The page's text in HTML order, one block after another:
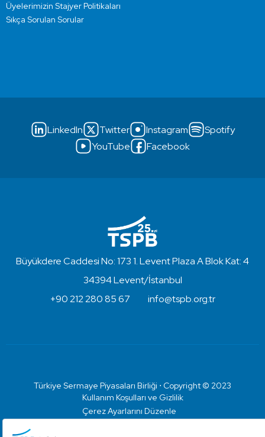
Üyelerimizin Stajyer Politikaları
Sıkça Sorulan Sorular
LinkedIn Twitter Instagram
Spotify
YouTube
Facebook
Büyükdere Caddesi No: 173 1. Levent Plaza A Blok Kat: 4
34394 Levent/İstanbul
+90 212 280 85 67
info@tspb.org.tr
Türkiye Sermaye Piyasaları Birliği ⋅ Copyright © 2023
Kullanım Koşulları ve Gizlilik
Çerez Ayarlarını Düzenle